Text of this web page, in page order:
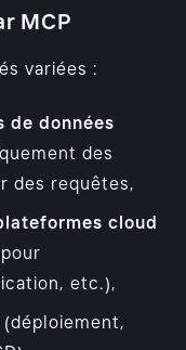
MCP
variées :
de données
des
des requêtes,
cloud
etc.),
(déploiement,